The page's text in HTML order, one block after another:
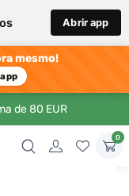
Abrir app
mesmo!
de 80 EUR
0